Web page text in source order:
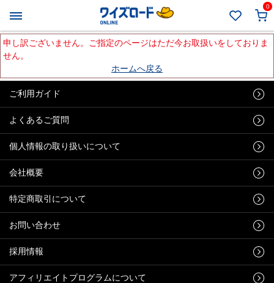
0
申し訳ございません。ご指定のページはただ今お取扱いをしておりま
せん。
ホームへ戻る
ご利用ガイド
よくあるご質問
個人情報の取り扱いについて
会社概要
特定商取引について
お問い合わせ
採用情報
アフィリエイトプログラムについて